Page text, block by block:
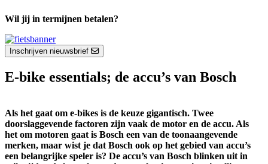
Wil jij in termijnen betalen?
Inschrijven nieuwsbrief
E-bike essentials; de accu’s van Bosch
Als het gaat om e-bikes is de keuze gigantisch. Twee
doorslaggevende factoren zijn vaak de motor en de accu. Als
het om motoren gaat is Bosch een van de toonaangevende
merken, maar wist je dat Bosch ook op het gebied van accu’s
een belangrijke speler is? De accu’s van Bosch blinken uit in